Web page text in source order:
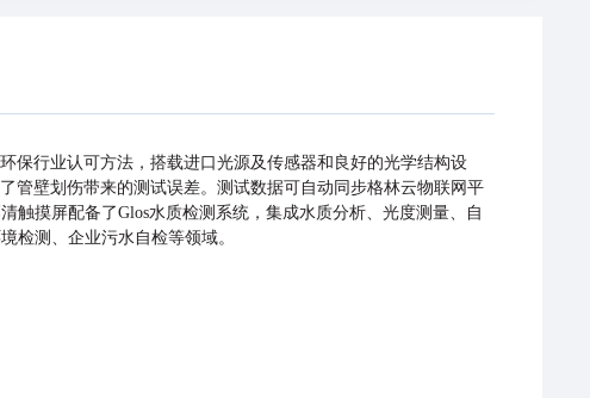
保⾏业认可⽅法，搭载进⼝光源及传感器和良好的光学结构设
管壁划伤带来的测试误差。测试数据可⾃动同步格林云物联⽹平
触摸屏配备了Glos⽔质检测系统，集成⽔质分析、光度测量、⾃
检测、企业污⽔⾃检等领域。